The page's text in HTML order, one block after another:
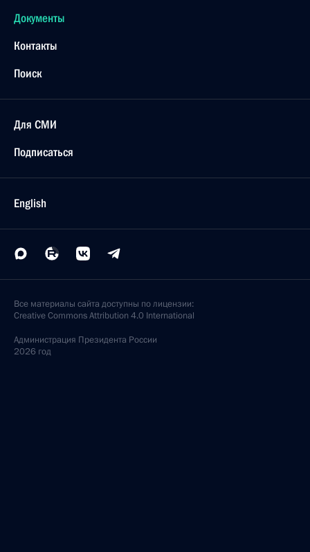
Документы
Контакты
Поиск
Для СМИ
Подписаться
English
Все материалы сайта доступны по лицензии:
Creative Commons Attribution 4.0 International
Администрация Президента России
2026 год